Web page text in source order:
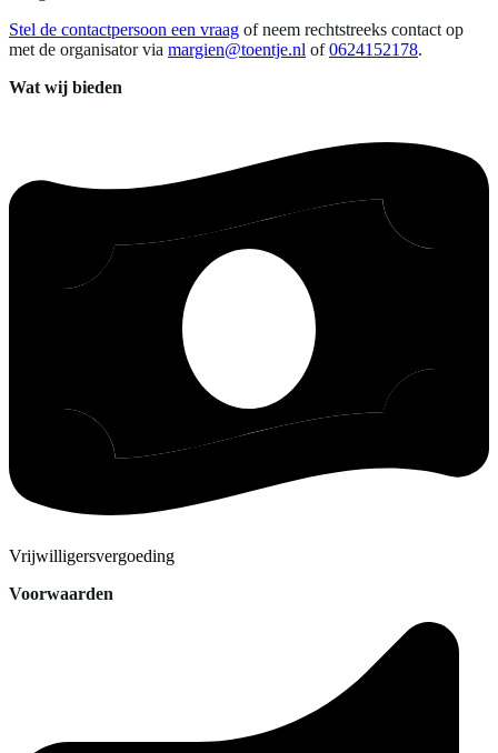
Stel de contactpersoon een vraag of neem rechtstreeks contact op
met de organisator via margien@toentje.nl of 0624152178.
Wat wij bieden
Vrijwilligersvergoeding
Voorwaarden